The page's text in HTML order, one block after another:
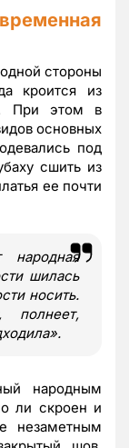
стороны
кроится из
При этом в
основных
под
сшить из
ее почти
шилась
носить.
полнеет,
народным
ли скроен и
незаметным